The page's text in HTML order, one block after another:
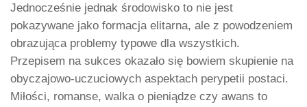
Jednocześnie jednak środowisko to nie jest
pokazywane jako formacja elitarna, ale z powodzeniem
obrazująca problemy typowe dla wszystkich.
Przepisem na sukces okazało się bowiem skupienie na
obyczajowo-uczuciowych aspektach perypetii postaci.
Miłości, romanse, walka o pieniądze czy awans to